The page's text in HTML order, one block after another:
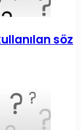
söz